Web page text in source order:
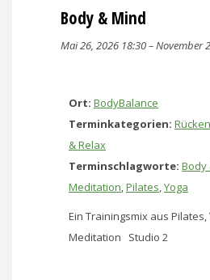
Body & Mind
Mai 26, 2026 18:30–November
Ort: BodyBalance
Terminkategorien:
& Relax
Terminschlagworte: Body
Meditation,Pilates,Yoga
Ein Trainingsmix aus Pilates,
Meditation Studio 2